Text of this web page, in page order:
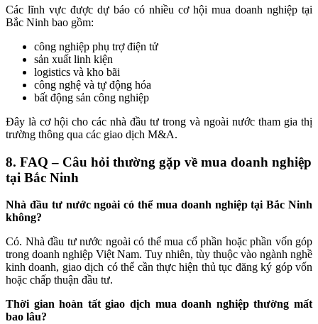
Các lĩnh vực được dự báo có nhiều cơ hội mua doanh nghiệp tại
Bắc Ninh bao gồm:
công nghiệp phụ trợ điện tử
sản xuất linh kiện
logistics và kho bãi
công nghệ và tự động hóa
bất động sản công nghiệp
Đây là cơ hội cho các nhà đầu tư trong và ngoài nước tham gia thị
trường thông qua các giao dịch M&A.
8. FAQ – Câu hỏi thường gặp về mua doanh nghiệp
tại Bắc Ninh
Nhà đầu tư nước ngoài có thể mua doanh nghiệp tại Bắc Ninh
không?
Có. Nhà đầu tư nước ngoài có thể mua cổ phần hoặc phần vốn góp
trong doanh nghiệp Việt Nam. Tuy nhiên, tùy thuộc vào ngành nghề
kinh doanh, giao dịch có thể cần thực hiện thủ tục đăng ký góp vốn
hoặc chấp thuận đầu tư.
Thời gian hoàn tất giao dịch mua doanh nghiệp thường mất
bao lâu?